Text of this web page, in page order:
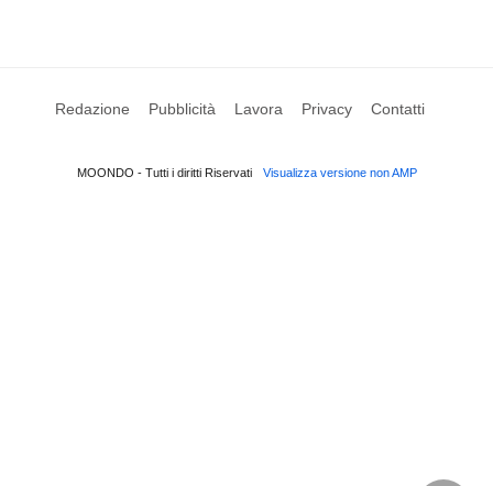
Redazione Pubblicità Lavora Privacy Contatti
MOONDO - Tutti i diritti Riservati Visualizza versione non AMP